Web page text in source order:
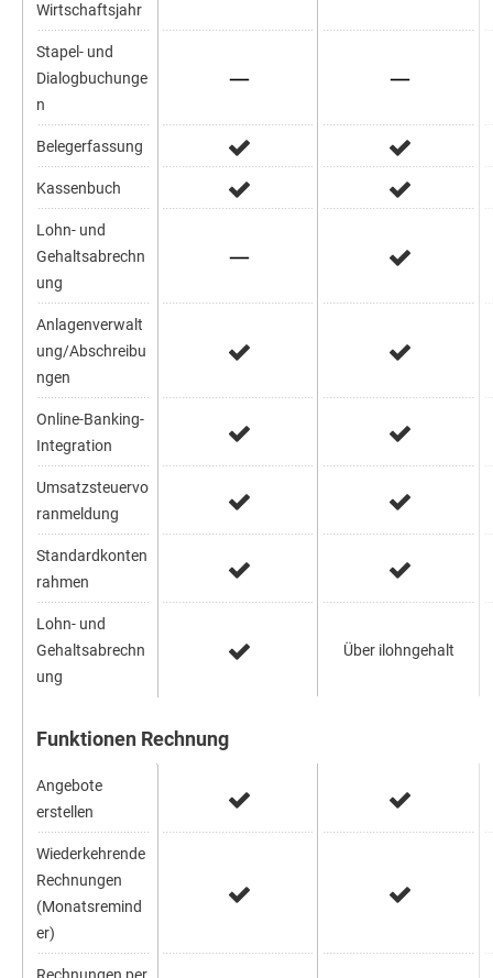
Wirtschaftsjahr
Stapel- und
Dialogbuchunge
n
Belegerfassung
Kassenbuch
Lohn- und
Gehaltsabrechn
ung
Anlagenverwalt
ung/Abschreibu
ngen
Online-Banking-
Integration
Umsatzsteuervo
ranmeldung
Standardkonten
rahmen
Lohn- und
Gehaltsabrechn
ung
Funktionen Rechnung
Angebote
erstellen
Wiederkehrende
Rechnungen
(Monatsremind
er)
Über ilohngehalt